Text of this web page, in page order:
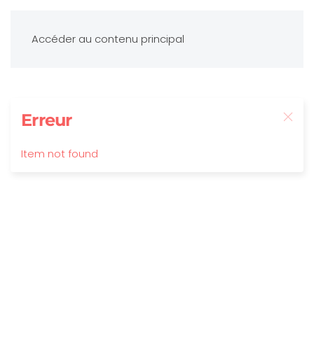
Accéder au contenu principal
Erreur
Item not found